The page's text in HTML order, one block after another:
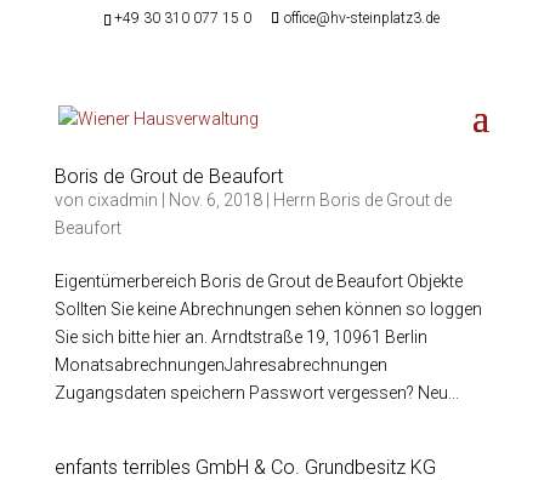
+49 30 310 077 15 0 office@hv-steinplatz3.de
Boris de Grout de Beaufort
von cixadmin Nov. 6, 2018| Herrn Boris de Grout de
Beaufort
Eigentümerbereich Boris de Grout de Beaufort Objekte
Sollten Sie keine Abrechnungen sehen können so loggen
Sie sich bitte hier an. Arndtstraße 19, 10961 Berlin
MonatsabrechnungenJahresabrechnungen
Zugangsdaten speichern Passwort vergessen? Neu...
enfants terribles GmbH & Co. Grundbesitz KG